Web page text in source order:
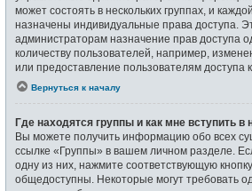
может состоять в нескольких группах, и
назначены индивидуальные права доступа.
администраторам назначение прав доступа
количеству пользователей, например,
или предоставление пользователям доступа
Вернуться к началу
Где находятся группы и как мне вступить в
Вы можете получить информацию обо всех
ссылке «Группы» в вашем личном разделе.
одну из них, нажмите соответствующую
общедоступны. Некоторые могут требовать